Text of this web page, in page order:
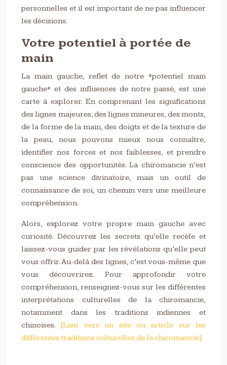
personnelles et il est important de ne pas influencer
les décisions.
Votre potentiel à portée de
main
La main gauche, reflet de notre *potentiel main
gauche* et des influences de notre passé, est une
carte à explorer. En comprenant les significations
des lignes majeures, des lignes mineures, des monts,
de la forme de la main, des doigts et de la texture de
la peau, nous pouvons mieux nous connaître,
identifier nos forces et nos faiblesses, et prendre
conscience des opportunités. La chiromancie n’est
pas une science divinatoire, mais un outil de
connaissance de soi, un chemin vers une meilleure
compréhension.
Alors, explorez votre propre main gauche avec
curiosité. Découvrez les secrets qu’elle recèle et
laissez-vous guider par les révélations qu’elle peut
vous offrir. Au-delà des lignes, c’est vous-même que
vous découvrirez. Pour approfondir votre
compréhension, renseignez-vous sur les différentes
interprétations culturelles de la chiromancie,
notamment dans les traditions indiennes et
chinoises. [Lien vers un site ou article sur les
différentes traditions culturelles de la chiromancie]